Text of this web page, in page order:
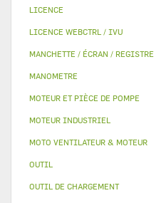
LICENCE
LICENCE WEBCTRL / IVU
MANCHETTE / ÉCRAN / REGISTRE
MANOMETRE
MOTEUR ET PIÈCE DE POMPE
MOTEUR INDUSTRIEL
MOTO VENTILATEUR & MOTEUR
OUTIL
OUTIL DE CHARGEMENT